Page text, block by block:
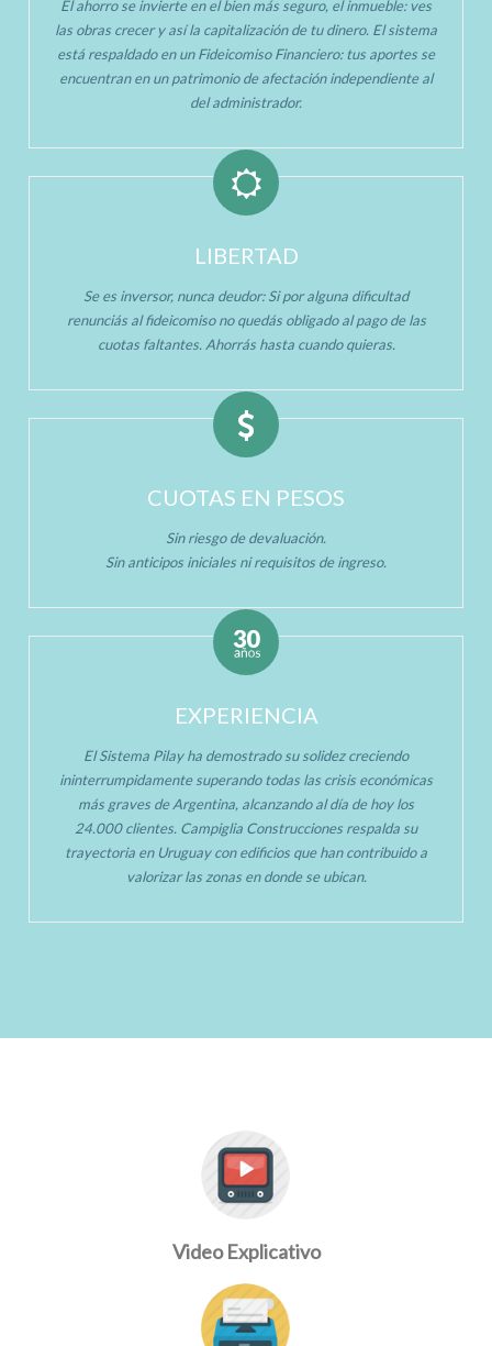
El ahorro se invierte en el bien más seguro, el inmueble: ves
las obras crecer y así la capitalización de tu dinero. El sistema
está respaldado en un Fideicomiso Financiero: tus aportes se
encuentran en un patrimonio de afectación independiente al
del administrador.
LIBERTAD
Se es inversor, nunca deudor: Si por alguna dificultad
renunciás al fideicomiso no quedás obligado al pago de las
cuotas faltantes. Ahorrás hasta cuando quieras.
CUOTAS EN PESOS
Sin riesgo de devaluación.
Sin anticipos iniciales ni requisitos de ingreso.
EXPERIENCIA
El Sistema Pilay ha demostrado su solidez creciendo
ininterrumpidamente superando todas las crisis económicas
más graves de Argentina, alcanzando al día de hoy los
24.000 clientes. Campiglia Construcciones respalda su
trayectoria en Uruguay con edificios que han contribuido a
valorizar las zonas en donde se ubican.
Video Explicativo